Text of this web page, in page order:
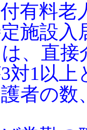
有料老
施設入
、直接
対1以
者の数